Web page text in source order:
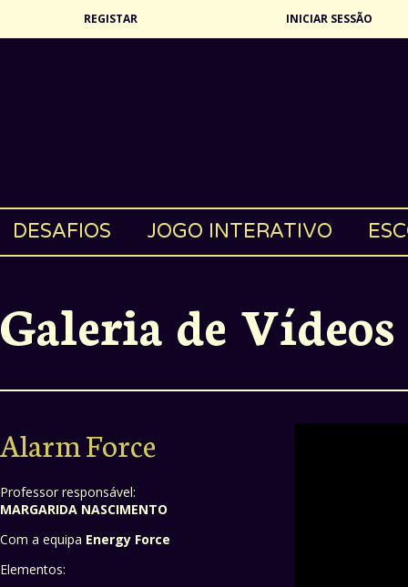
REGISTAR INICIAR SESSÃO
DESAFIOS JOGO INTERATIVO
Galeria de Vídeos
Alarm Force
Professor responsável:
MARGARIDA NASCIMENTO
Com a equipa Energy Force
Elementos: